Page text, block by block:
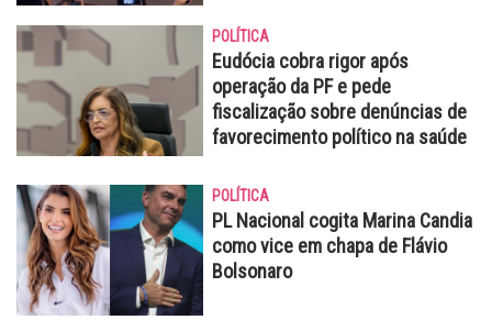
POLÍTICA
Eudócia cobra rigor após
operação da PF e pede
fiscalização sobre denúncias de
favorecimento político na saúde
POLÍTICA
PL Nacional cogita Marina Candia
como vice em chapa de Flávio
Bolsonaro